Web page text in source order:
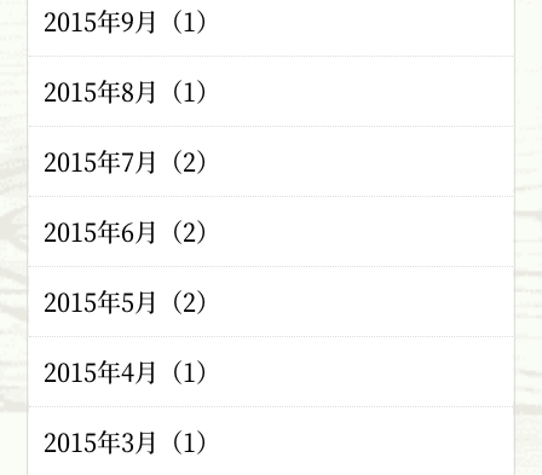
2015年9月（1）
2015年8月（1）
2015年7月（2）
2015年6月（2）
2015年5月（2）
2015年4月（1）
2015年3月（1）